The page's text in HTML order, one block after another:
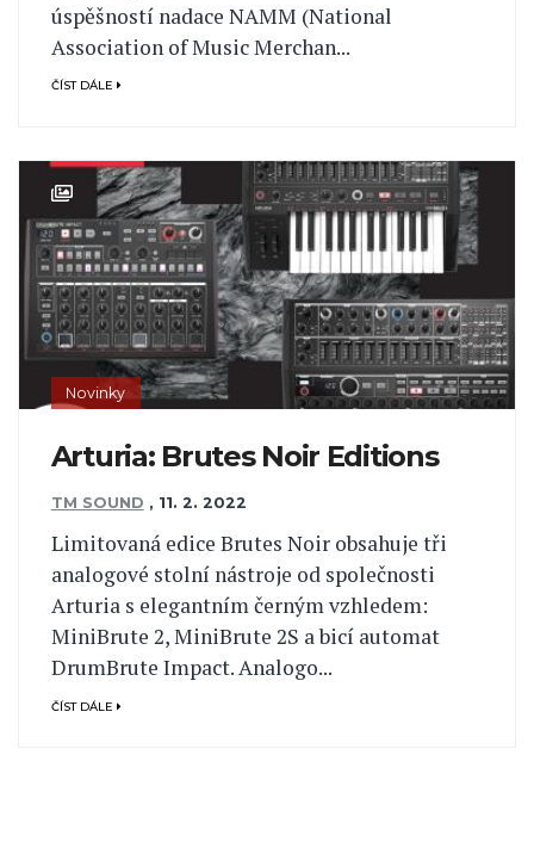
úspěšností nadace NAMM (National
Association of Music Merchan...
ČÍST DÁLE
Novinky
Arturia: Brutes Noir Editions
TM SOUND , 11. 2. 2022
Limitovaná edice Brutes Noir obsahuje tři
analogové stolní nástroje od společnosti
Arturia s elegantním černým vzhledem:
MiniBrute 2, MiniBrute 2S a bicí automat
DrumBrute Impact. Analogo...
ČÍST DÁLE